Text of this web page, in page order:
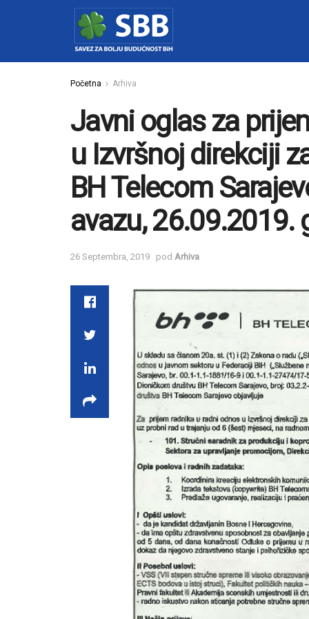
Početna Arhiva
Javni oglas za
u Izvršnoj direkciji
BH Telecom
avazu, 26.09.2019.
26 Septembra, 2019 pod Arhiva